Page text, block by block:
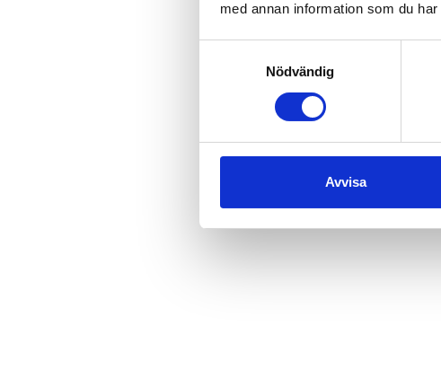
med annan information som du
Nödvändig
Avvisa